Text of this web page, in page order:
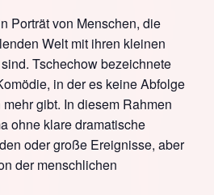
Porträt von Menschen, die
Welt mit ihren kleinen
Tschechow bezeichnete
in der es keine Abfolge
gibt. In diesem Rahmen
ohne klare dramatische
oder große Ereignisse, aber
der menschlichen